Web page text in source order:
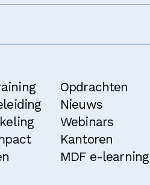
Opdrachten
Nieuws
Webinars
Kantoren
MDF e-learning